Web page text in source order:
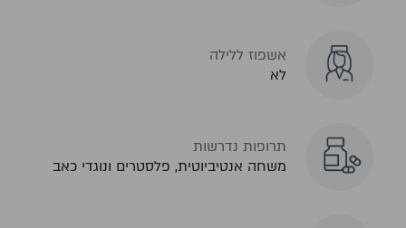
אשפוז ללילה
לא
תרופות נדרשות
משחה אנטיביוטית, פלסטרים ונוגדי כאב